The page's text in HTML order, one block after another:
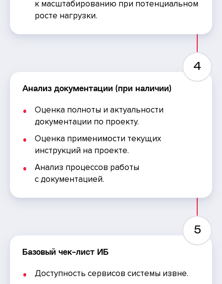
к масштабированию при потенциальном
росте нагрузки.
4
Анализ документации (при наличии)
Оценка полноты и актуальности
документации по проекту.
Оценка применимости текущих
инструкций на проекте.
Анализ процессов работы
с документацией.
5
Базовый чек-лист ИБ
Доступность сервисов системы извне.